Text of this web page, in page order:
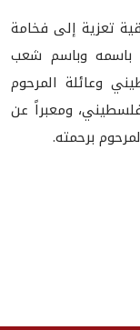
تعزية إلى فخامة
باسمه وباسم شعب
وعائلة المرحوم
ومعبراً عن
برحمته.